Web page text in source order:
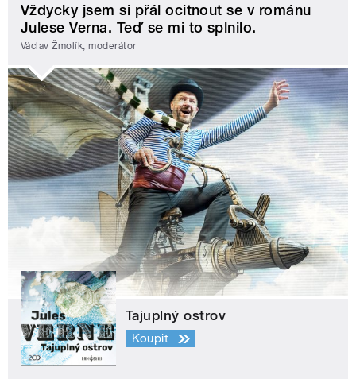
Vždycky jsem si přál ocitnout se v románu
Julese Verna. Teď se mi to splnilo.
Václav Žmolík, moderátor
Tajuplný ostrov
Koupit